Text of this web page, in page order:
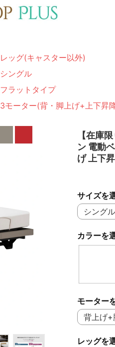
レッグ(キャスター以外)
シングル
フラットタイプ
3モーター(背・脚上げ+上下昇
【在庫
ン 電動
げ 上下
カラーを
サイズを
モーター
レッグを